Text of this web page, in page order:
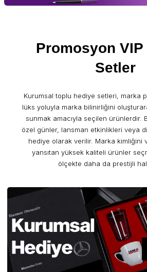
Promosyon VIP
Setler
Kurumsal toplu hediye setleri, marka
lüks yoluyla marka bilinirliğini
sunmak amacıyla seçilen ürünlerdir.
özel günler, lansman etkinlikleri veya
hediye olarak verilir. Marka kimliğini
yansıtan yüksek kaliteli ürünler
ölçekte daha da prestijli